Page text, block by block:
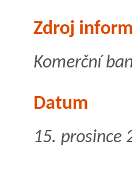
Zdroj
Komerční
Datum
15. prosince